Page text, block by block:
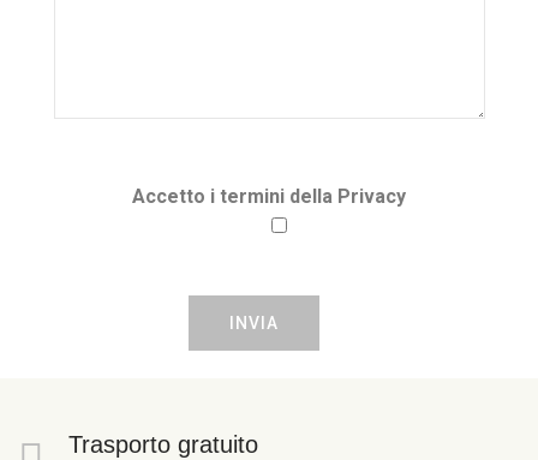
Accetto i termini della Privacy
Trasporto gratuito